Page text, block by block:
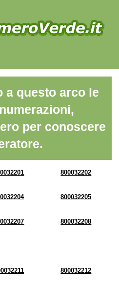
a questo arco le
per conoscere
800032202
800032205
800032208
800032212